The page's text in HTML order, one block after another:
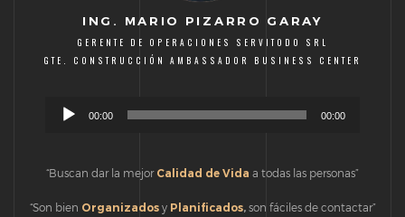
ING. MARIO PIZARRO GARAY
GERENTE DE OPERACIONES SERVITODO SRL
GTE. CONSTRUCCIÓN AMBASSADOR BUSINESS CENTER
Reproductor
00:00 00:00
“Buscan dar la mejor Calidad de Vida a todas las personas”
“Son bien Organizadosy Planificados, son fáciles de contactar”